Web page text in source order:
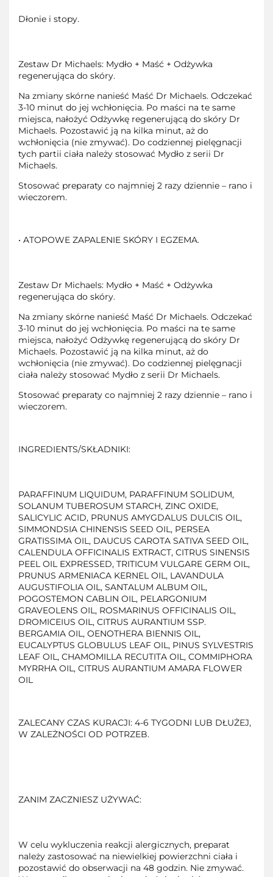
Dłonie i stopy.
Zestaw Dr Michaels: Mydło + Maść + Odżywka
regenerująca do skóry.
Na zmiany skórne nanieść Maść Dr Michaels. Odczekać
3-10 minut do jej wchłonięcia. Po maści na te same
miejsca, nałożyć Odżywkę regenerującą do skóry Dr
Michaels. Pozostawić ją na kilka minut, aż do
wchłonięcia (nie zmywać). Do codziennej pielęgnacji
tych partii ciała należy stosować Mydło z serii Dr
Michaels.
Stosować preparaty co najmniej 2 razy dziennie – rano i
wieczorem.
• ATOPOWE ZAPALENIE SKÓRY I EGZEMA.
Zestaw Dr Michaels: Mydło + Maść + Odżywka
regenerująca do skóry.
Na zmiany skórne nanieść Maść Dr Michaels. Odczekać
3-10 minut do jej wchłonięcia. Po maści na te same
miejsca, nałożyć Odżywkę regenerującą do skóry Dr
Michaels. Pozostawić ją na kilka minut, aż do
wchłonięcia (nie zmywać). Do codziennej pielęgnacji
ciała należy stosować Mydło z serii Dr Michaels.
Stosować preparaty co najmniej 2 razy dziennie – rano i
wieczorem.
INGREDIENTS/SKŁADNIKI:
PARAFFINUM LIQUIDUM, PARAFFINUM SOLIDUM,
SOLANUM TUBEROSUM STARCH, ZINC OXIDE,
SALICYLIC ACID, PRUNUS AMYGDALUS DULCIS OIL,
SIMMONDSIA CHINENSIS SEED OIL, PERSEA
GRATISSIMA OIL, DAUCUS CAROTA SATIVA SEED OIL,
CALENDULA OFFICINALIS EXTRACT, CITRUS SINENSIS
PEEL OIL EXPRESSED, TRITICUM VULGARE GERM OIL,
PRUNUS ARMENIACA KERNEL OIL, LAVANDULA
AUGUSTIFOLIA OIL, SANTALUM ALBUM OIL,
POGOSTEMON CABLIN OIL, PELARGONIUM
GRAVEOLENS OIL, ROSMARINUS OFFICINALIS OIL,
DROMICEIUS OIL, CITRUS AURANTIUM SSP.
BERGAMIA OIL, OENOTHERA BIENNIS OIL,
EUCALYPTUS GLOBULUS LEAF OIL, PINUS SYLVESTRIS
LEAF OIL, CHAMOMILLA RECUTITA OIL, COMMIPHORA
MYRRHA OIL, CITRUS AURANTIUM AMARA FLOWER
OIL
ZALECANY CZAS KURACJI: 4-6 TYGODNI LUB DŁUŻEJ,
W ZALEŻNOŚCI OD POTRZEB.
ZANIM ZACZNIESZ UŻYWAĆ:
W celu wykluczenia reakcji alergicznych, preparat
należy zastosować na niewielkiej powierzchni ciała i
pozostawić do obserwacji na 48 godzin. Nie zmywać.